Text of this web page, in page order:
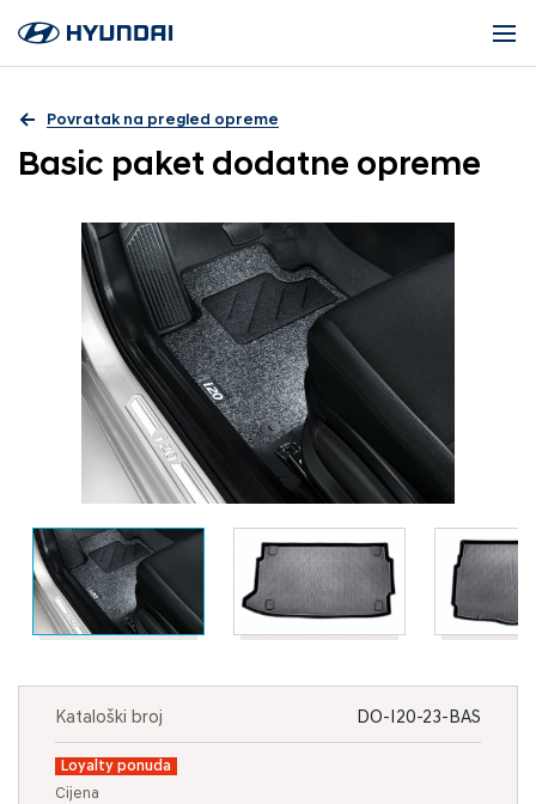
Povratak na pregled opreme
Basic paket dodatne opreme
Kataloški broj DO-I20-23-BAS
Loyalty ponuda
Cijena